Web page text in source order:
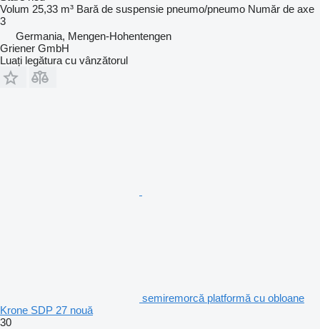
Volum 25,33 m³ Bară de suspensie pneumo/pneumo Număr de axe
3
Germania, Mengen-Hohentengen
Griener GmbH
Luați legătura cu vânzătorul
semiremorcă platformă cu obloane
Krone SDP 27 nouă
30